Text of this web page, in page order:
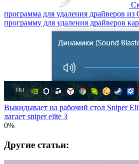
программа для удаления драйверов из
программу для удаления драйверов
Выкидывает на рабочий стол Sniper
лагает sniper elite 3
0%
Другие статьи: